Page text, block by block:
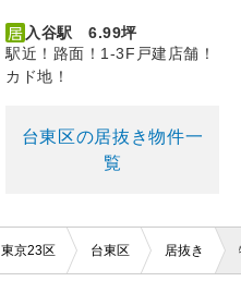
入谷駅 6.99坪
駅近！路面！1-3F戸建店舗！
カド地！
台東区の居抜き物件一
覧
東京23区 台東区 居抜き